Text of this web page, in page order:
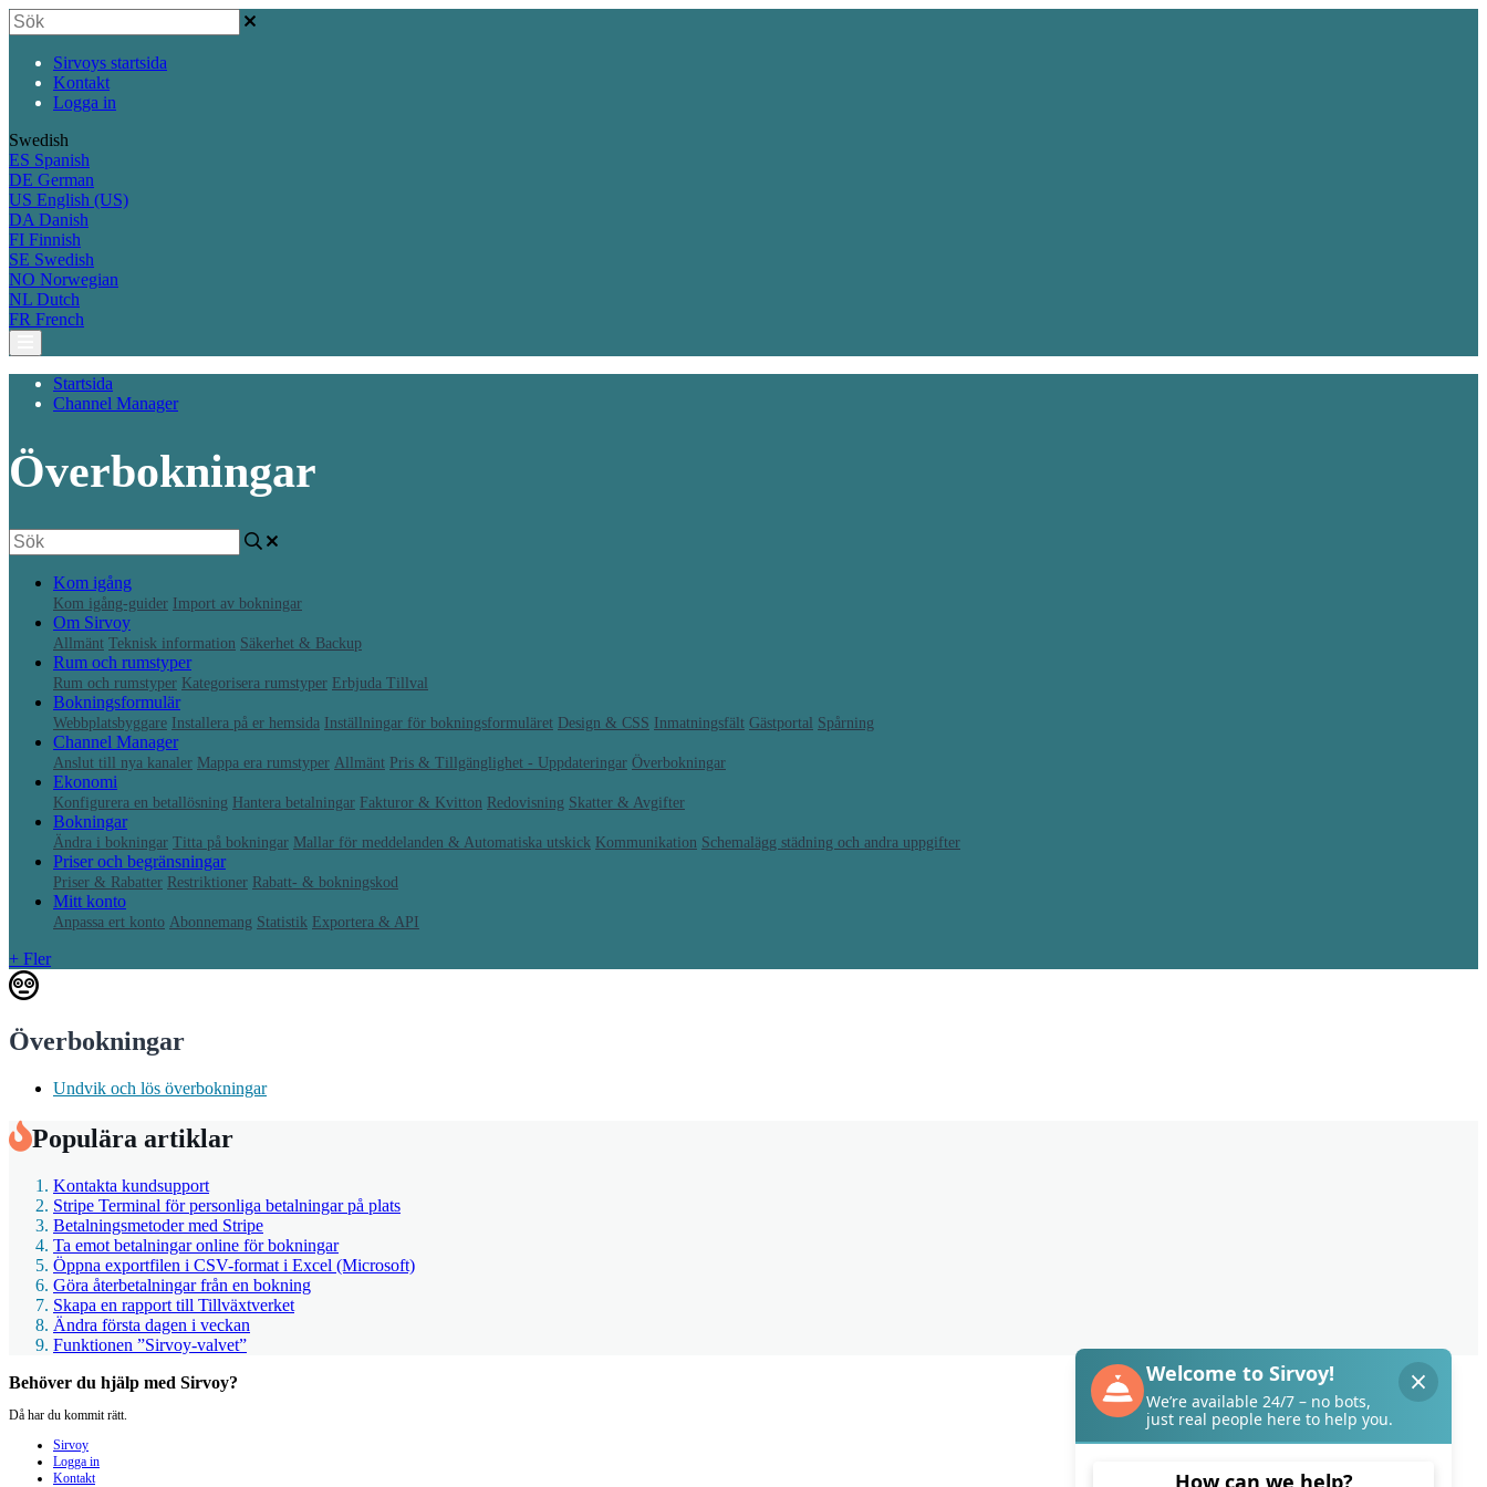
Sirvoys startsida
Kontakt
Logga in
Swedish
ES Spanish
DE German
US English (US)
DA Danish
FI Finnish
SE Swedish
NO Norwegian
NL Dutch
FR French
Startsida
Channel Manager
Överbokningar
Kom igång
Kom igång-guider Import av bokningar
Om Sirvoy
Allmänt Teknisk information Säkerhet & Backup
Rum och rumstyper
Rum och rumstyper Kategorisera rumstyper Erbjuda Tillval
Bokningsformulär
Webbplatsbyggare Installera på er hemsida Inställningar för bokningsformuläret Design & CSS Inmatningsfält Gästportal Spårning
Channel Manager
Anslut till nya kanaler Mappa era rumstyper Allmänt Pris & Tillgänglighet - Uppdateringar Överbokningar
Ekonomi
Konfigurera en betallösning Hantera betalningar Fakturor & Kvitton Redovisning Skatter & Avgifter
Bokningar
Ändra i bokningar Titta på bokningar Mallar för meddelanden & Automatiska utskick Kommunikation Schemalägg städning och andra uppgifter
Priser och begränsningar
Priser & Rabatter Restriktioner Rabatt- & bokningskod
Mitt konto
Anpassa ert konto Abonnemang Statistik Exportera & API
+ Fler
Överbokningar
Undvik och lös överbokningar
Populära artiklar
Kontakta kundsupport
Stripe Terminal för personliga betalningar på plats
Betalningsmetoder med Stripe
Ta emot betalningar online för bokningar
Öppna exportfilen i CSV-format i Excel (Microsoft)
Göra återbetalningar från en bokning
Skapa en rapport till Tillväxtverket
Ändra första dagen i veckan
Funktionen ”Sirvoy-valvet”
Behöver du hjälp med Sirvoy?
Då har du kommit rätt.
Sirvoy
Logga in
Kontakt